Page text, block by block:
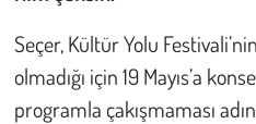
Seçer, Kültür Yolu
olmadığı için 19 Mayıs’a
programla çakışmaması